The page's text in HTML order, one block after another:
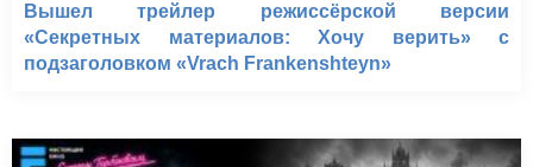
Вышел трейлер режиссёрской версии
«Секретных материалов: Хочу верить» с
подзаголовком «Vrach Frankenshteyn»